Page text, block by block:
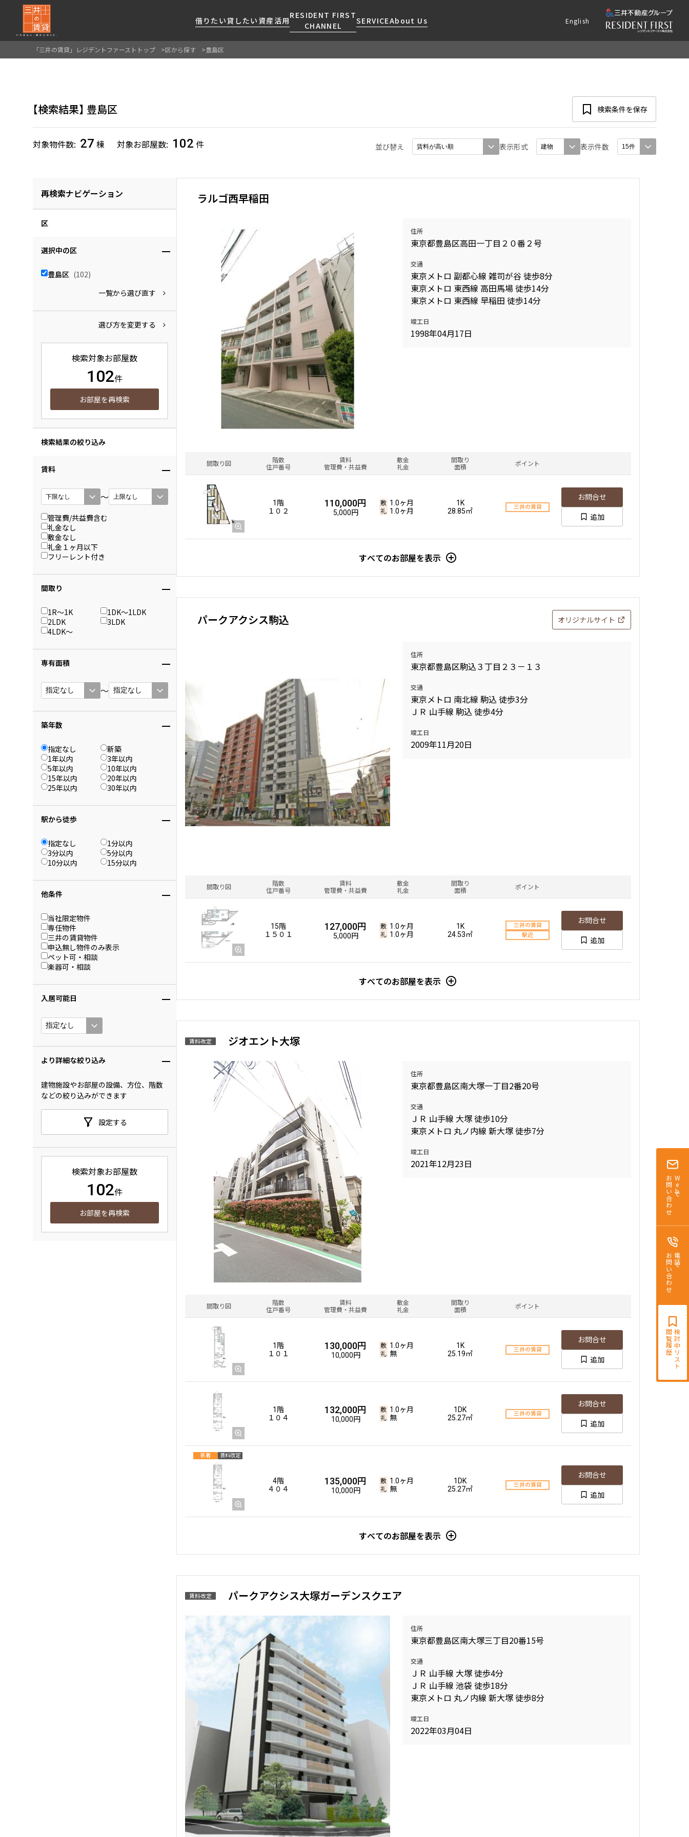
借りたい貸したい 資産活用
RESIDENT FIRST
CHANNEL
SERVICEAbout Us
ご提供するサービスをご紹介します
くご提案します
新着情報から探す
当社限定(港区・渋谷区)
コンシェルジュ付き
ブランドマンション
最適なプランをご提案します
ご相談も承ります
各種サービスをご紹介します
よくあるご質問
社宅紹介
事業部取り扱い物件入居申
込
English
Webで
お問い合わせ
電話で
お問い合わせ
検討中リスト
閲覧履歴
「三井の賃貸」レジデントファーストトップ 区から探す 豊島区
検索結果 豊島区 検索条件を保存
対象物件数 27 棟 対象お部屋数 102 件 並び替え 表示形式 表示件数
再検索ナビゲーション
区
選択中の区
豊島区 (102)
一覧から選び直す
選び方を変更する
検索対象お部屋数
102件
お部屋を再検索
検索結果の絞り込み
賃料
〜
管理費/共益費含む
礼金なし
敷金なし
礼金１ヶ月以下
フリーレント付き
間取り
1R〜1K
1DK〜1LDK
2LDK
3LDK
4LDK〜
専有面積
〜
築年数
指定なし
新築
1年以内
3年以内
5年以内
10年以内
15年以内
20年以内
25年以内
30年以内
駅から徒歩
指定なし
1分以内
3分以内
5分以内
10分以内
15分以内
他条件
当社限定物件
専任物件
三井の賃貸物件
申込無し物件のみ表示
ペット可・相談
楽器可・相談
入居可能日
より詳細な絞り込み
建物施設やお部屋の設備、方位、階数
などの絞り込みができます
設定する
検索対象お部屋数
102件
お部屋を再検索
ラルゴ西早稲田
住所
東京都豊島区高田一丁目２０番２号
交通
東京メトロ 副都心線 雑司が谷 徒歩8分
東京メトロ 東西線 高田馬場 徒歩14分
東京メトロ 東西線 早稲田 徒歩14分
竣工日
1998年04月17日
間取り図
階数
住戸番号
賃料
管理費・共益費
敷金
礼金
間取り
面積
ポイント
1階
１０２
110,000円
5,000円
1.0ヶ月
1.0ヶ月
1K
28.85㎡
三井の賃貸
お問合せ
追加
すべてのお部屋を表示
パークアクシス駒込 オリジナルサイト
住所
東京都豊島区駒込３丁目２３－１３
交通
東京メトロ 南北線 駒込 徒歩3分
ＪＲ 山手線 駒込 徒歩4分
竣工日
2009年11月20日
間取り図
階数
住戸番号
賃料
管理費・共益費
敷金
礼金
間取り
面積
ポイント
15階
１５０１
127,000円
5,000円
1.0ヶ月
1.0ヶ月
1K
24.53㎡
三井の賃貸
駅近
お問合せ
追加
すべてのお部屋を表示
賃料改定 ジオエント大塚
住所
東京都豊島区南大塚一丁目2番20号
交通
ＪＲ 山手線 大塚 徒歩10分
東京メトロ 丸ノ内線 新大塚 徒歩7分
竣工日
2021年12月23日
間取り図
階数
住戸番号
賃料
管理費・共益費
敷金
礼金
間取り
面積
ポイント
1階
１０１
130,000円
10,000円
1.0ヶ月
無
1K
25.19㎡
三井の賃貸
お問合せ
追加
1階
１０４
132,000円
10,000円
1.0ヶ月
無
1DK
25.27㎡
三井の賃貸
お問合せ
追加
新着 賃料改定
4階
４０４
135,000円
10,000円
1.0ヶ月
無
1DK
25.27㎡
三井の賃貸
お問合せ
追加
すべてのお部屋を表示
賃料改定 パークアクシス大塚ガーデンスクエア
住所
東京都豊島区南大塚三丁目20番15号
交通
ＪＲ 山手線 大塚 徒歩4分
ＪＲ 山手線 池袋 徒歩18分
東京メトロ 丸ノ内線 新大塚 徒歩8分
竣工日
2022年03月04日